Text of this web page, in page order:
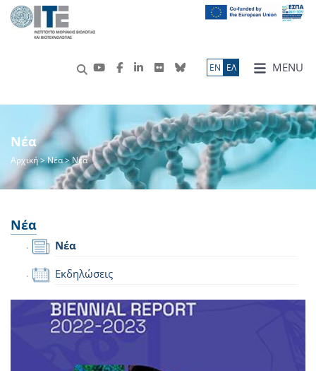
MENU
ΕN ΕΛ
Νέα
Αρχική>Νέα> Νέα
Νέα
Νέα
Εκδηλώσεις